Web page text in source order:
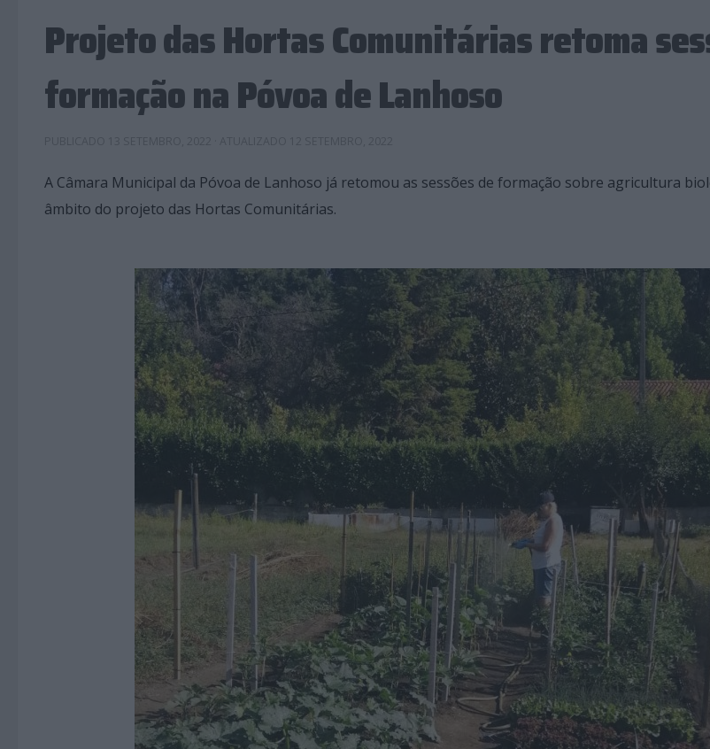
Projeto das Hortas Comunitárias retoma
formação na Póvoa de Lanhoso
A Câmara Municipal da Póvoa de Lanhoso já retomou as sessões de formação sobre agricultura
âmbito do projeto das Hortas Comunitárias.